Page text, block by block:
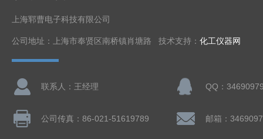
上海郓曹电子科技有限公司
公司地址：上海市奉贤区南桥镇肖塘路 技术支持： 化工仪器网
联系人：王经理 QQ：
公司传真：86-021-51619789 邮箱：